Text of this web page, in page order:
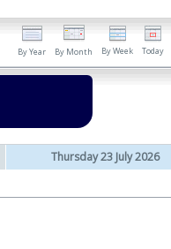
By Year By Month By Week Today
Thursday 23 July 2026